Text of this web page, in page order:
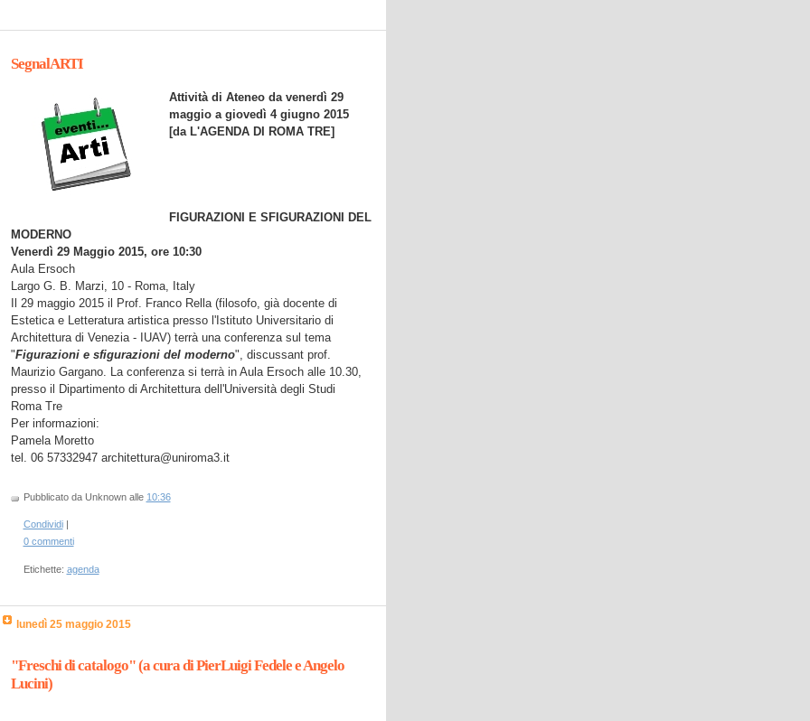
SegnalARTI
Attività di Ateneo da venerdì 29
maggio a giovedì 4 giugno 2015
[da L'AGENDA DI ROMA TRE]
FIGURAZIONI E SFIGURAZIONI DEL
MODERNO
Venerdì 29 Maggio 2015, ore 10:30
Aula Ersoch
Largo G. B. Marzi, 10 - Roma, Italy
Il 29 maggio 2015 il Prof. Franco Rella (filosofo, già docente di
Estetica e Letteratura artistica presso l'Istituto Universitario di
Architettura di Venezia - IUAV) terrà una conferenza sul tema
"Figurazioni e sfigurazioni del moderno", discussant prof.
Maurizio Gargano. La conferenza si terrà in Aula Ersoch alle 10.30,
presso il Dipartimento di Architettura dell'Università degli Studi
Roma Tre
Per informazioni:
Pamela Moretto
tel. 06 57332947 architettura@uniroma3.it
Pubblicato da Unknown alle 10:36
Condividi |
0 commenti
Etichette: agenda
lunedì 25 maggio 2015
"Freschi di catalogo" (a cura di PierLuigi Fedele e Angelo
Lucini)